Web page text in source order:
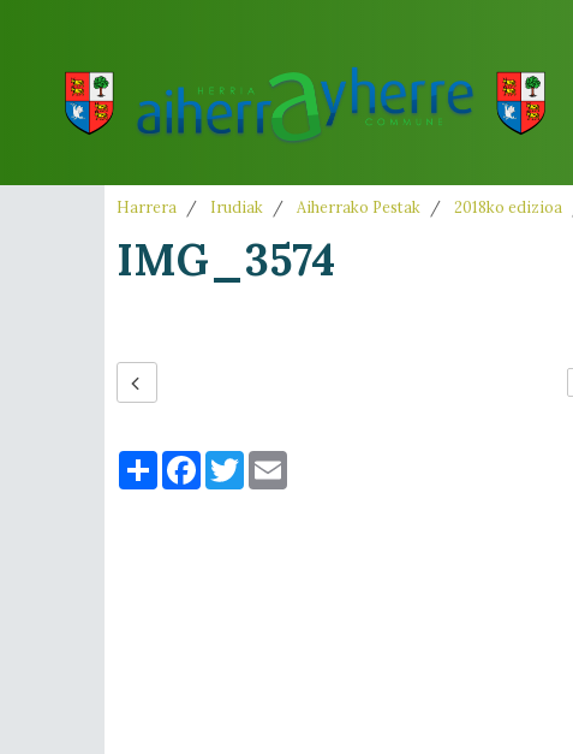
Harrera Irudiak Aiherrako Pestak 2018ko edizioa
IMG_3574
PartagerFacebook
Twitter